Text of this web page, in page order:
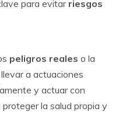
para evitar riesgos
peligros reales o la
a actuaciones
y actuar con
la salud propia y